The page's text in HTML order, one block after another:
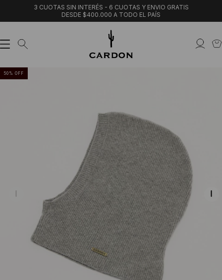
3 CUOTAS SIN INTERÉS - 6 CUOTAS Y ENVIO GRATIS
DESDE $400.000 A TODO EL PAÍS
50 % OFF